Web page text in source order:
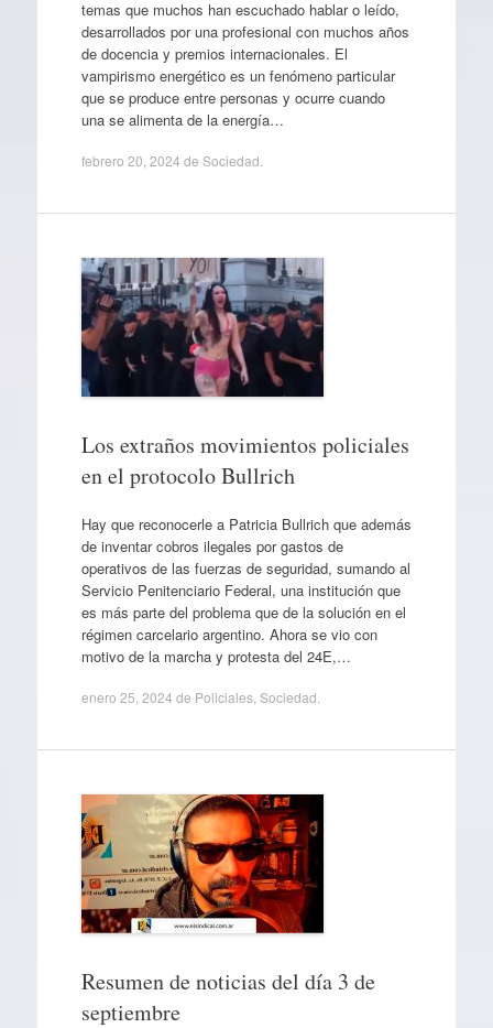
temas que muchos han escuchado hablar o leído,
desarrollados por una profesional con muchos años
de docencia y premios internacionales. El
vampirismo energético es un fenómeno particular
que se produce entre personas y ocurre cuando
una se alimenta de la energía…
febrero 20, 2024 de Sociedad
Los extraños movimientos policiales
en el protocolo Bullrich
Hay que reconocerle a Patricia Bullrich que además
de inventar cobros ilegales por gastos de
operativos de las fuerzas de seguridad, sumando al
Servicio Penitenciario Federal, una institución que
es más parte del problema que de la solución en el
régimen carcelario argentino. Ahora se vio con
motivo de la marcha y protesta del 24E,…
enero 25, 2024 de Policiales, Sociedad
Resumen de noticias del día 3 de
septiembre